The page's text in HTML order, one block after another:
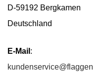
D-59192 Bergkamen
Deutschland
E-Mail :
kundenservice@flaggen